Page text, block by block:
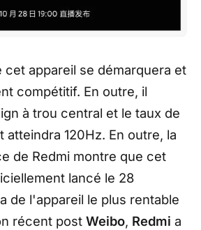
cet appareil se démarquera et
compétitif. En outre, il
à trou central et le taux de
atteindra 120Hz. En outre, la
de Redmi montre que cet
lancé le 28
de l'appareil le plus rentable
récent post Weibo, Redmi a